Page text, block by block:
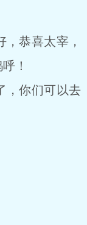
恭喜太宰，
！
，你们可以去